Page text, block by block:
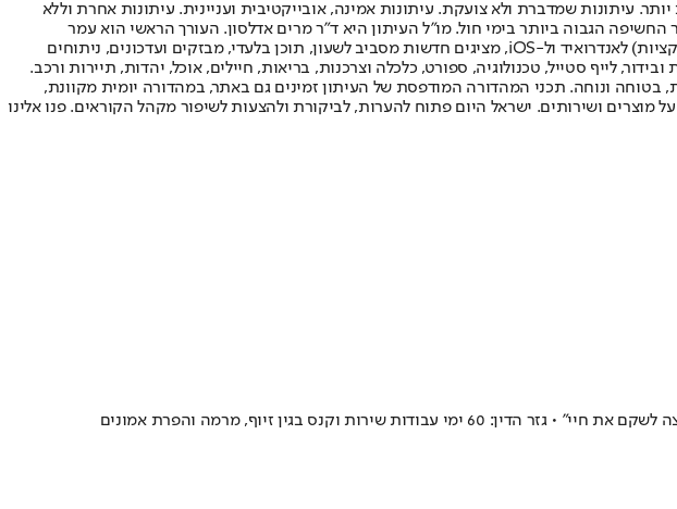
עיתונות שמדברת ולא צועקת. עיתונות אמינה, אובייקטיבית ועניינית. עיתונות אחרת וללא
הפך "ישראל היום" לעיתון הישראלי בעל שיעור החשיפה הגבוה ביותר בימי חול. מו"ל העיתון היא ד"ר מרים אדלסון. העורך הראשי הוא עמר
לחמנוביץ, והעורך המייסד הוא עמוס רגב. אתרי האינטרנט של "ישראל היום" בעברית ובאנגלית, כמו כן היישומונים (אפליקציות) לאנדרואיד ול-iOS, מציגים חדשות מסביב לשעון, תוכן בלעדי, מבזקים ועדכונים, ניתוחים
לייף סטייל, טכנולוגיה, ספורט, כלכלה וצרכנות, בריאות, חיילים, אוכל, יהדות, תיירות ורכב.
בטוחה ונוחה. תכני המהדורה המודפסת של העיתון זמינים גם באתר, במהדורה יומית מקוונת,
ושירותים. ישראל היום פתוח להערות, לביקורת ולהצעות לשיפור מקהל הקוראים. פנו אלינו
וקנס בגין זיוף, מרמה והפרת אמונים